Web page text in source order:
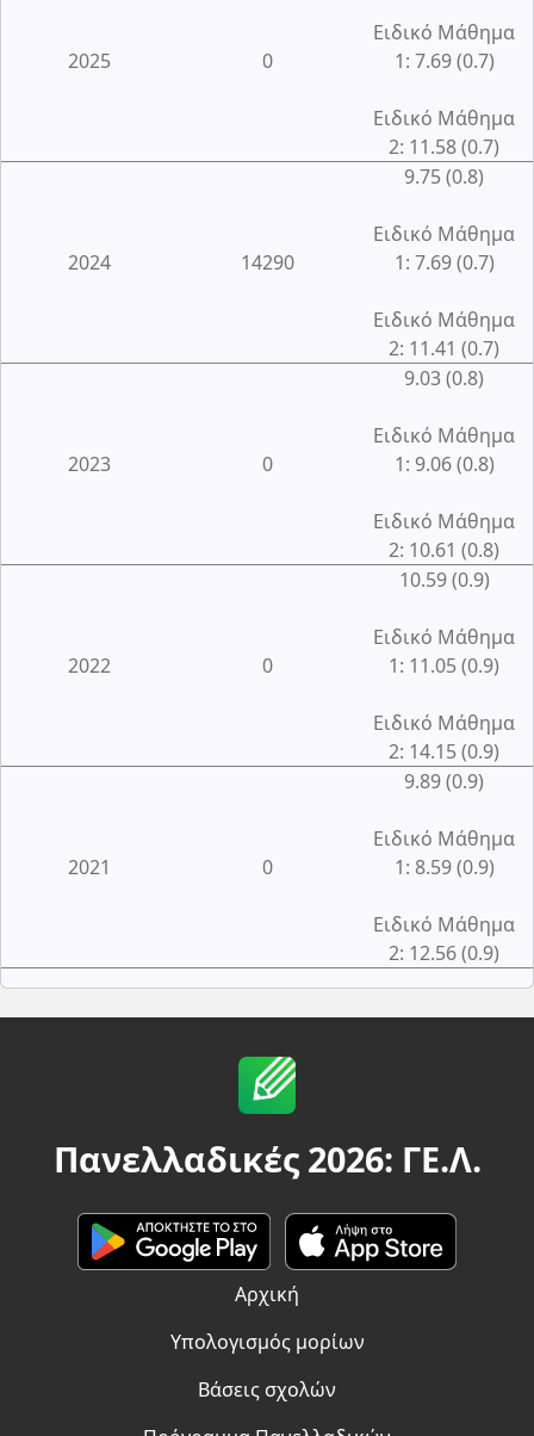
2025 0
Ειδικό Μάθημα
1: 7.69 (0.7)
Ειδικό Μάθημα
2: 11.58 (0.7)
2024 14290
9.75 (0.8)
Ειδικό Μάθημα
1: 7.69 (0.7)
Ειδικό Μάθημα
2: 11.41 (0.7)
2023 0
9.03 (0.8)
Ειδικό Μάθημα
1: 9.06 (0.8)
Ειδικό Μάθημα
2: 10.61 (0.8)
2022 0
10.59 (0.9)
Ειδικό Μάθημα
1: 11.05 (0.9)
Ειδικό Μάθημα
2: 14.15 (0.9)
2021 0
9.89 (0.9)
Ειδικό Μάθημα
1: 8.59 (0.9)
Ειδικό Μάθημα
2: 12.56 (0.9)
Πανελλαδικές 2026: ΓΕ.Λ.
Αρχική
Υπολογισμός μορίων
Βάσεις σχολών